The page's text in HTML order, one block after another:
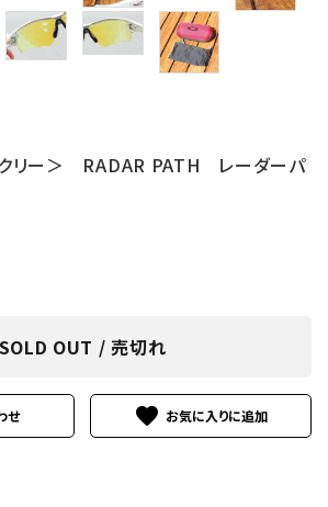
リー＞ RADAR PATH レーダーパ
SOLD OUT / 売切れ
せ favorite